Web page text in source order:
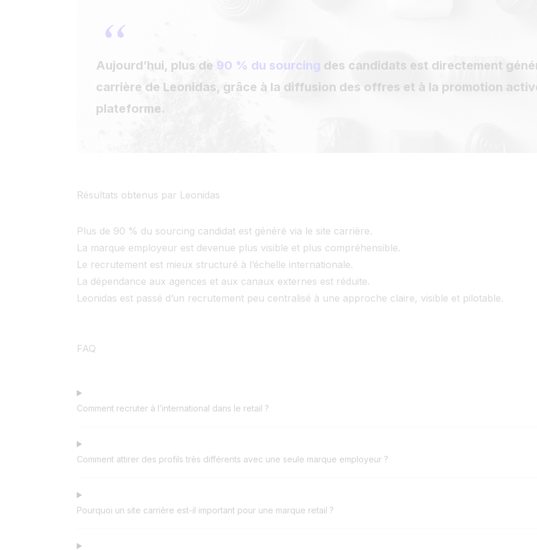
“
Aujourd’hui, plus de 90 % du sourcing des candidats est directement
carrière de Leonidas, grâce à la diffusion des offres et à la promotion
plateforme.
Résultats obtenus par Leonidas
Plus de 90 % du sourcing candidat est généré via le site carrière.
La marque employeur est devenue plus visible et plus compréhensible.
Le recrutement est mieux structuré à l’échelle internationale.
La dépendance aux agences et aux canaux externes est réduite.
Leonidas est passé d’un recrutement peu centralisé à une approche claire, visible et pilotable.
FAQ
Comment recruter à l’international dans le retail ?
Comment attirer des profils très différents avec une seule marque employeur ?
Pourquoi un site carrière est-il important pour une marque retail ?